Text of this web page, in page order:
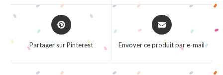
window
Opens
in
Partager sur Pinterest
Opens
in
new
Envoyer ce produit par e-mail